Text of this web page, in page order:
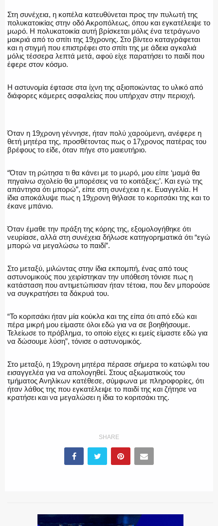
ΟΜΑΔΕΣ ΕΛ.ΑΣ.
Στη συνέχεια, η κοπέλα κατευθύνεται προς την πυλωτή της
πολυκατοικίας στην οδό Ακροπόλεως, όπου και εγκατέλειψε το
μωρό. Η πολυκατοικία αυτή βρίσκεται μόλις ένα τετράγωνο
μακριά από το σπίτι της 19χρονης. Στο βίντεο καταγράφεται
και η στιγμή που επιστρέφει στο σπίτι της με άδεια αγκαλιά
μόλις τέσσερα λεπτά μετά, αφού είχε παρατήσει το παιδί που
έφερε στον κόσμο.
Η αστυνομία έφτασε στα ίχνη της αξιοποιώντας το υλικό από
διάφορες κάμερες ασφαλείας που υπήρχαν στην περιοχή.
Όταν η 19χρονη γέννησε, ήταν πολύ χαρούμενη, ανέφερε η
θετή μητέρα της, προσθέτοντας πως ο 17χρονος πατέρας του
βρέφους το είδε, όταν πήγε στο μαιευτήριο.
“Όταν τη ρώτησα τι θα κάνει με το μωρό, μου είπε ‘μαμά θα
πηγαίνω σχολείο θα μπορέσεις να το κοιτάξεις;’. Και εγώ της
απάντησα ότι μπορώ”, είπε στη συνέχεια η κ. Ευαγγελία. Η
ίδια αποκάλυψε πως η 19χρονη θήλασε το κοριτσάκι της και το
έκανε μπάνιο.
Όταν έμαθε την πράξη της κόρης της, εξομολογήθηκε ότι
νευρίασε, αλλά στη συνέχεια δήλωσε κατηγορηματικά ότι “εγώ
μπορώ να μεγαλώσω το παιδί”.
Στο μεταξύ, μιλώντας στην ίδια εκπομπή, ένας από τους
αστυνομικούς που χειρίστηκαν την υπόθεση τόνισε πως η
κατάσταση που αντιμετώπισαν ήταν τέτοια, που δεν μπορούσε
να συγκρατήσει τα δάκρυά του.
“Το κοριτσάκι ήταν μία κούκλα και της είπα ότι από εδώ και
πέρα μικρή μου είμαστε όλοι εδώ για να σε βοηθήσουμε.
Τελείωσε το πρόβλημα, το οποίο είχες κι εμείς είμαστε εδώ για
να δώσουμε λύση”, τόνισε ο αστυνομικός.
Στο μεταξύ, η 19χρονη μητέρα πέρασε σήμερα το κατώφλι του
εισαγγελέα για να απολογηθεί. Στους αξιωματικούς του
τμήματος Ανηλίκων κατέθεσε, σύμφωνα με πληροφορίες, ότι
ήταν λάθος της που εγκατέλειψε το παιδί της και ζήτησε να
κρατήσει και να μεγαλώσει η ίδια το κοριτσάκι της.
SHARE